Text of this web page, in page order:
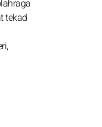
tekad